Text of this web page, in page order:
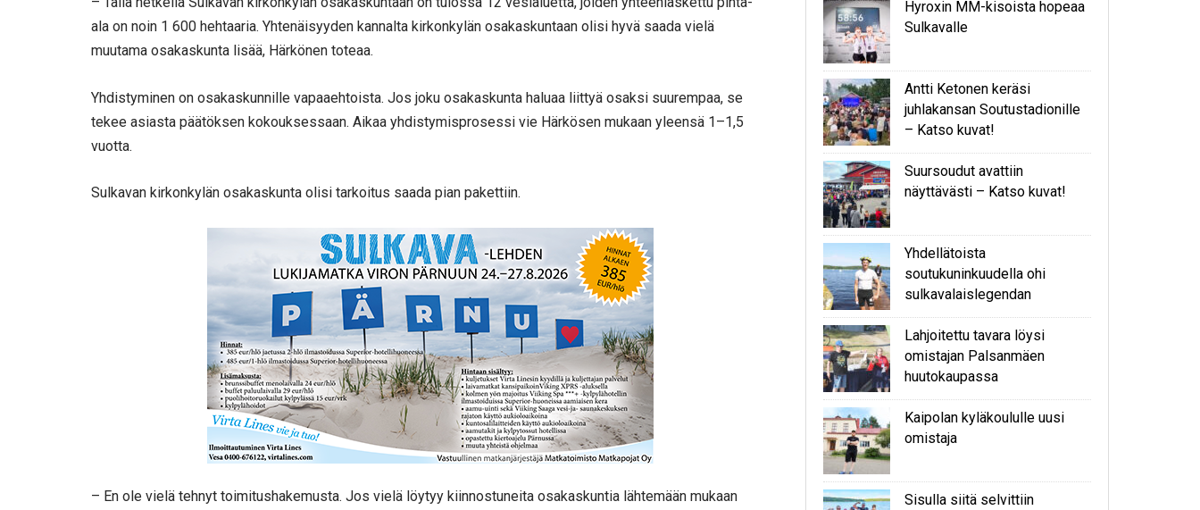
ala on noin 1 600 hehtaaria. Yhtenäisyyden kannalta kirkonkylän osakaskuntaan olisi hyvä saada vielä
muutama osakaskunta lisää, Härkönen toteaa.
Yhdistyminen on osakaskunnille vapaaehtoista. Jos joku osakaskunta haluaa liittyä osaksi suurempaa, se
tekee asiasta päätöksen kokouksessaan. Aikaa yhdistymisprosessi vie Härkösen mukaan yleensä 1–1,5
vuotta.
Sulkavan kirkonkylän osakaskunta olisi tarkoitus saada pian pakettiin.
– En ole vielä tehnyt toimitushakemusta. Jos vielä löytyy kiinnostuneita osakaskuntia lähtemään mukaan
Hyroxin MM-kisoista hopeaa
Sulkavalle
Antti Ketonen keräsi
juhlakansan Soutustadionille
– Katso kuvat!
Suursoudut avattiin
näyttävästi – Katso kuvat!
Yhdellätoista
soutukuninkuudella ohi
sulkavalaislegendan
Lahjoitettu tavara löysi
omistajan Palsanmäen
huutokaupassa
Kaipolan kyläkoululle uusi
omistaja
Sisulla siitä selvittiin